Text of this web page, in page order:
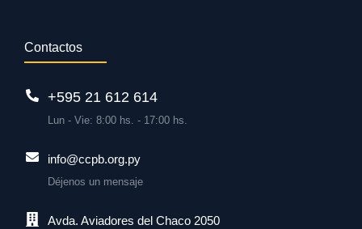
Contactos
+595 21 612 614
Lun - Vie: 8:00 hs. - 17:00 hs.
info@ccpb.org.py
Déjenos un mensaje
Avda. Aviadores del Chaco 2050